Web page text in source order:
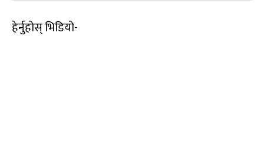
हेर्नुहोस् भिडियो-